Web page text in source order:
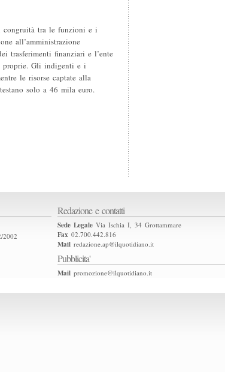
congruità tra le funzioni e i
all’amministrazione
trasferimenti finanziari e l’ente
proprie. Gli indigenti e i
le risorse captate alla
solo a 46 mila euro.
Redazione e contatti
Sede LegaleVia Ischia I, 34 Grottammare
Fax 02.700.442.816
Mailredazione.ap@ilquotidiano.it
Pubblicita'
Mailpromozione@ilquotidiano.it